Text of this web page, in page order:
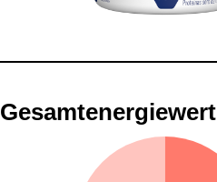
Gesamtenergiewert